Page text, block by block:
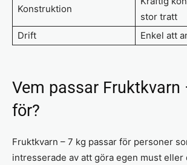
Konstruktion
stor tratt
Drift
Enkel att
Vem passar Fruktkvarn
för?
Fruktkvarn – 7 kg passar för personer
intresserade av att göra egen must eller